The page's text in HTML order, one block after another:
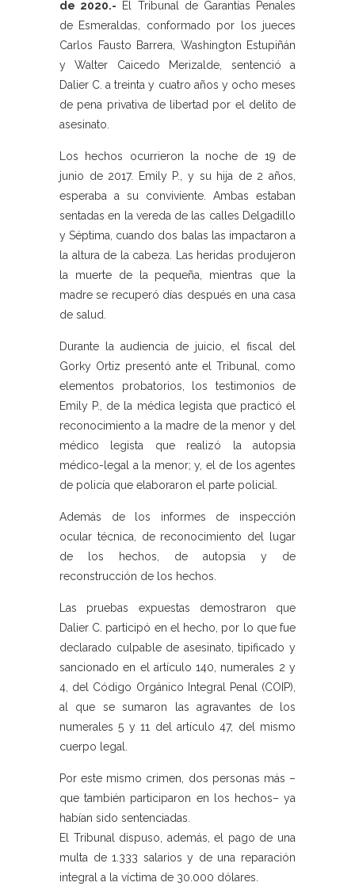
de 2020.- El Tribunal de Garantías Penales
de Esmeraldas, conformado por los jueces
Carlos Fausto Barrera, Washington Estupiñán
y Walter Caicedo Merizalde, sentenció a
Dalier C. a treinta y cuatro años y ocho meses
de pena privativa de libertad por el delito de
asesinato.
Los hechos ocurrieron la noche de 19 de
junio de 2017. Emily P., y su hija de 2 años,
esperaba a su conviviente. Ambas estaban
sentadas en la vereda de las calles Delgadillo
y Séptima, cuando dos balas las impactaron a
la altura de la cabeza. Las heridas produjeron
la muerte de la pequeña, mientras que la
madre se recuperó días después en una casa
de salud.
Durante la audiencia de juicio, el fiscal del
Gorky Ortiz presentó ante el Tribunal, como
elementos probatorios, los testimonios de
Emily P., de la médica legista que practicó el
reconocimiento a la madre de la menor y del
médico legista que realizó la autopsia
médico-legal a la menor; y, el de los agentes
de policía que elaboraron el parte policial.
Además de los informes de inspección
ocular técnica, de reconocimiento del lugar
de los hechos, de autopsia y de
reconstrucción de los hechos.
Las pruebas expuestas demostraron que
Dalier C. participó en el hecho, por lo que fue
declarado culpable de asesinato, tipificado y
sancionado en el artículo 140, numerales 2 y
4, del Código Orgánico Integral Penal (COIP),
al que se sumaron las agravantes de los
numerales 5 y 11 del artículo 47, del mismo
cuerpo legal.
Por este mismo crimen, dos personas más –
que también participaron en los hechos– ya
habían sido sentenciadas.
El Tribunal dispuso, además, el pago de una
multa de 1.333 salarios y de una reparación
integral a la víctima de 30.000 dólares.